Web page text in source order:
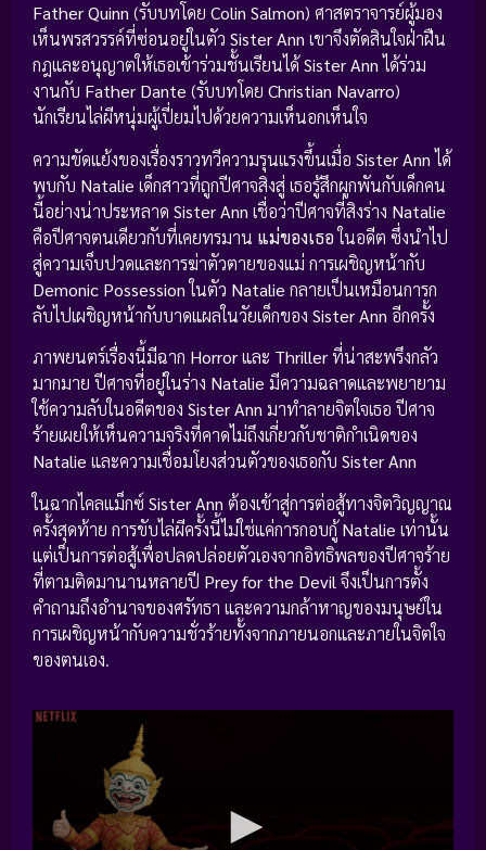
Father Quinn (รับบทโดย Colin Salmon) ศาสตราจารย์ผู้มอง
เห็นพรสวรรค์ที่ซ่อนอยู่ในตัว Sister Ann เขาจึงตัดสินใจฝ่าฝืน
กฎและอนุญาตให้เธอเข้าร่วมชั้นเรียนได้Sister Annได้ร่วม
งานกับ Father Dante (รับบทโดย Christian Navarro)
นักเรียนไล่ผีหนุ่มผู้เปี่ยมไปด้วยความเห็นอกเห็นใจ
ความขัดแย้งของเรื่องราวทวีความรุนแรงขึ้นเมื่อ Sister Annได้
พบกับ Natalie เด็กสาวที่ถูกปีศาจสิงสู่ เธอรู้สึกผูกพันกับเด็กคน
นี้อย่างน่าประหลาด Sister Ann เชื่อว่าปีศาจที่สิงร่าง Natalie
คือปีศาจตนเดียวกับที่เคยทรมาน แม่ของเธอในอดีต ซึ่งนำไป
สู่ความเจ็บปวดและการฆ่าตัวตายของแม่ การเผชิญหน้ากับ
Demonic Possessionในตัว Natalie กลายเป็นเหมือนการก
ลับไปเผชิญหน้ากับบาดแผลในวัยเด็กของ Sister Ann อีกครั้ง
ภาพยนตร์เรื่องนี้มีฉาก Horrorและ Thrillerที่น่าสะพรึงกลัว
มากมาย ปีศาจที่อยู่ในร่าง Natalie มีความฉลาดและพยายาม
ใช้ความลับในอดีตของ Sister Ann มาทำลายจิตใจเธอ ปีศาจ
ร้ายเผยให้เห็นความจริงที่คาดไม่ถึงเกี่ยวกับชาติกำเนิดของ
Natalie และความเชื่อมโยงส่วนตัวของเธอกับ Sister Ann
ในฉากไคลแม็กซ์Sister Ann ต้องเข้าสู่การต่อสู้ทางจิตวิญญาณ
ครั้งสุดท้าย การขับไล่ผีครั้งนี้ไม่ใช่แค่การกอบกู้Natalie เท่านั้น
แต่เป็นการต่อสู้เพื่อปลดปล่อยตัวเองจากอิทธิพลของปีศาจร้าย
ที่ตามติดมานานหลายปี Prey for the Devil จึงเป็นการตั้ง
คำถามถึงอำนาจของศรัทธา และความกล้าหาญของมนุษย์ใน
การเผชิญหน้ากับความชั่วร้ายทั้งจากภายนอกและภายในจิตใจ
ของตนเอง.